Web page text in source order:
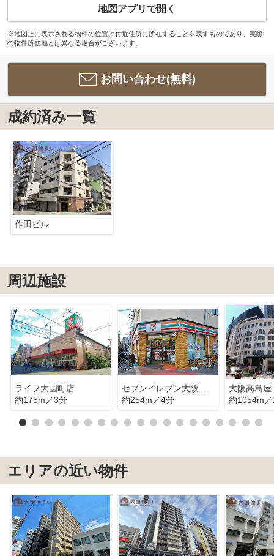
地図アプリで開く
※地図上に表示される物件の位置は付近住所に所在することを表すものであり、実際
の物件所在地とは異なる場合がございます。
お問い合わせ(無料)
成約済み一覧
作田ビル
周辺施設
ライフ大国町店
約175m／3分
約254m／4分
大阪高島屋
約1054m
エリアの近い物件